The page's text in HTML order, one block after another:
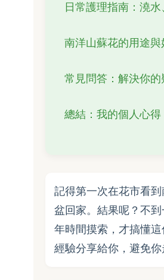
日常護理指南：澆
南洋山蘇花的用途
常見問答：解決你的
總結：我的個人心得
記得第一次在花市看
盆回家。結果呢？不
年時間摸索，才搞懂
經驗分享給你，避免你